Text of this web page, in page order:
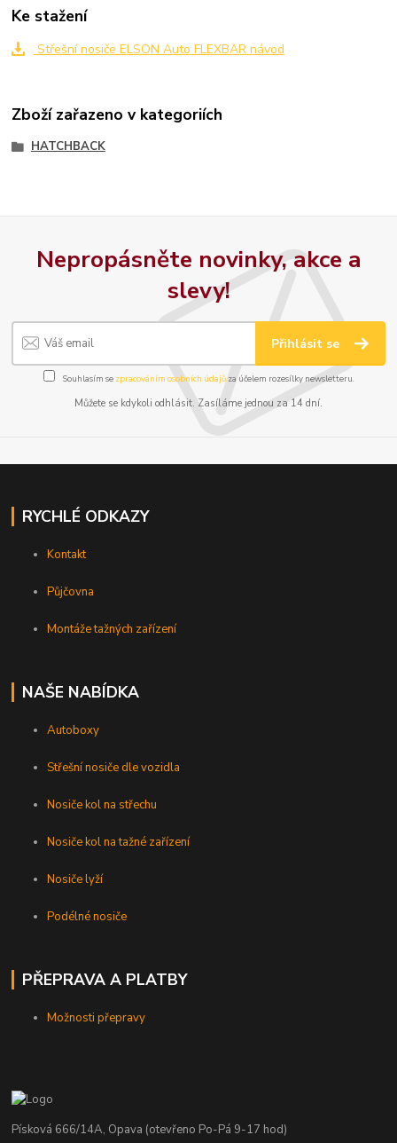
Ke stažení
Střešní nosiče ELSON Auto FLEXBAR návod
Zboží zařazeno v kategoriích
HATCHBACK
Nepropásněte novinky, akce a
slevy!
Přihlásit se
Souhlasím se zpracováním osobních údajůza účelem rozesílky newsletteru.
Můžete se kdykoli odhlásit. Zasíláme jednou za 14 dní.
RYCHLÉ ODKAZY
Kontakt
Půjčovna
Montáže tažných zařízení
NAŠE NABÍDKA
Autoboxy
Střešní nosiče dle vozidla
Nosiče kol na střechu
Nosiče kol na tažné zařízení
Nosiče lyží
Podélné nosiče
PŘEPRAVA A PLATBY
Možnosti přepravy
Písková 666/14A, Opava (otevřeno Po-Pá 9-17 hod)